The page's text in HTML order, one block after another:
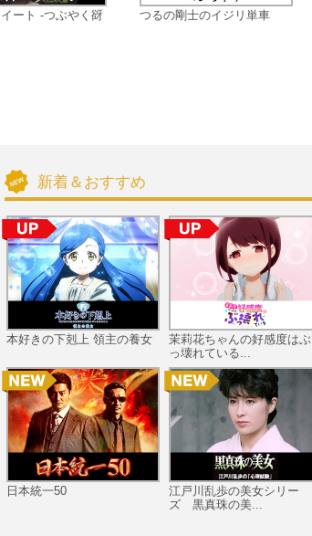
ート -つぶやく谺
つるの剛士のイジリ単車
新着＆おすすめ
本好きの下剋上 領主の養女
日本統一50
茉莉花ちゃんの好感度はぶ
っ壊れている...
江戸川乱歩の美女シリー
ズ 黒真珠の美...